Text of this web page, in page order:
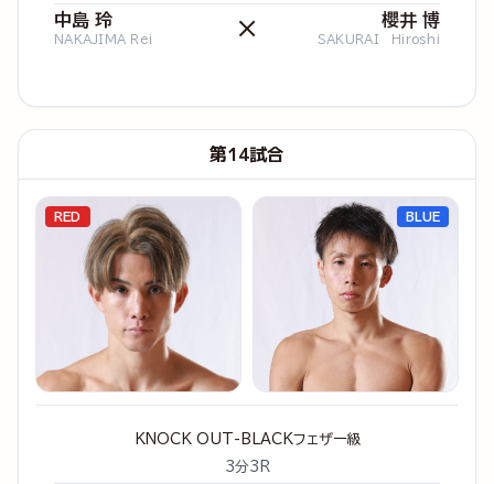
中島 玲
NAKAJIMA Rei × 櫻井 博
SAKURAI Hiroshi
第14試合
RED
KNOCK OUT-BLACKフェザー級
3分3R
BLUE